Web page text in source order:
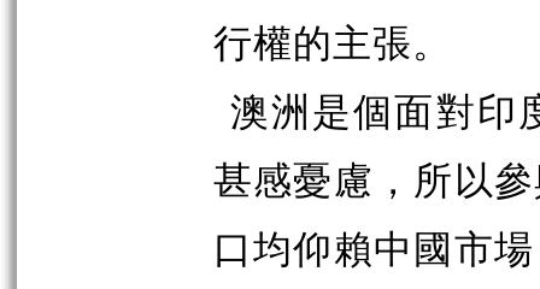
行權的主張。
澳洲是個面對印
甚感憂慮，所以
口均仰賴中國市